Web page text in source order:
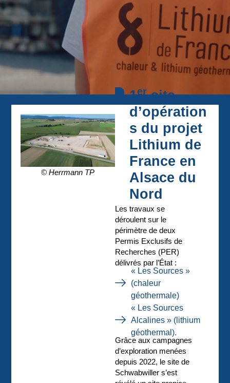
1ersite
d’opération
s du projet
Lithium de
France en
Alsace du
Nord
Les travaux se
déroulent sur le
périmètre de deux
Permis Exclusifs de
Recherches (PER)
délivrés par l’État :
« Les Sources »
(chaleur
géothermale)
« Les Sources
Alcalines » (lithium
géothermal).
Grâce aux campagnes
d’exploration menées
depuis 2022, le site de
Schwabwiller s’est
© Herrmann TP